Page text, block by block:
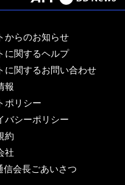
からのお知らせ
に関するヘルプ
に関するお問い合わせ
報
ポリシー
バシーポリシー
約
社
信会長ごあいさつ